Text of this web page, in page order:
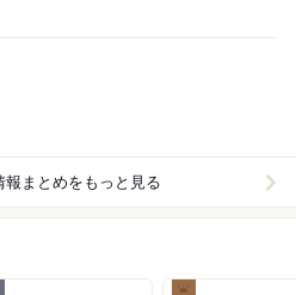
報まとめをもっと見る